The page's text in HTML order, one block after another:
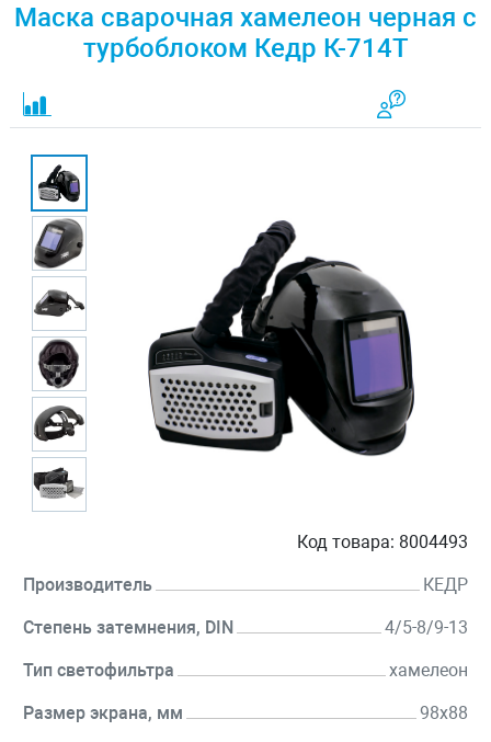
Маска сварочная хамелеон черная с
турбоблоком Кедр К-714Т
Код товара: 8004493
Производитель КЕДР
Степень затемнения, DIN 4/5-8/9-13
Тип светофильтра хамелеон
Размер экрана, мм 98х88